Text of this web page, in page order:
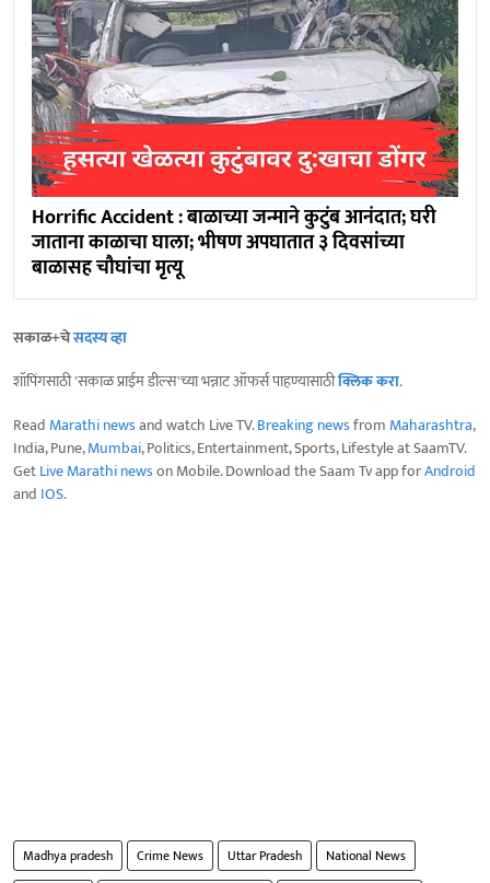
Horrific Accident : बाळाच्या जन्माने कुटुंब आनंदात; घरी
जाताना काळाचा घाला; भीषण अपघातात ३ दिवसांच्या
बाळासह चौघांचा मृत्यू
सकाळ+चेसदस्य व्हा
शॉपिंगसाठी 'सकाळ प्राईम डील्स'च्या भन्नाट ऑफर्स पाहण्यासाठीक्लिक करा.
Read Marathi newsand watch Live TV.Breaking newsfrom Maharashtra,
India, Pune,Mumbai, Politics, Entertainment, Sports, Lifestyle at SaamTV.
GetLive Marathi newson Mobile. Download the Saam Tv app forAndroid
and IOS.
Madhya pradesh Crime News Uttar Pradesh
National News